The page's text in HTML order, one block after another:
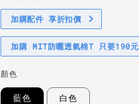
加購配件 享折扣價
加購 MIT防曬透氣棉T 只要190元
顏色
藍色 白色